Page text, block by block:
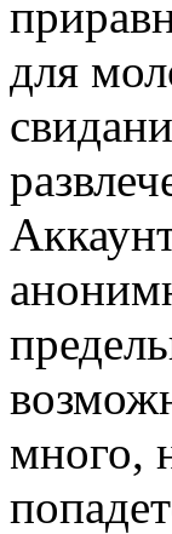
для
много,